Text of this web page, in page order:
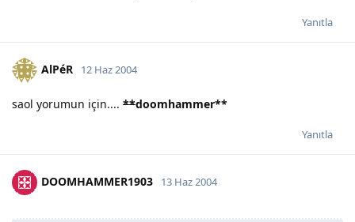
Yanıtla
AlPéR 12 Haz 2004
saol yorumun için.... **doomhammer**
Yanıtla
DOOMHAMMER1903 13 Haz 2004